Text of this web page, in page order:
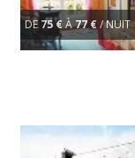
DE75 €À77 €/ NUIT